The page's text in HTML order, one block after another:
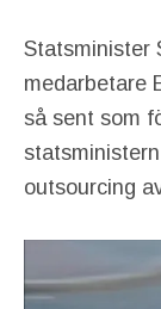
Statsminister
medarbetare
så sent som
outsourcing